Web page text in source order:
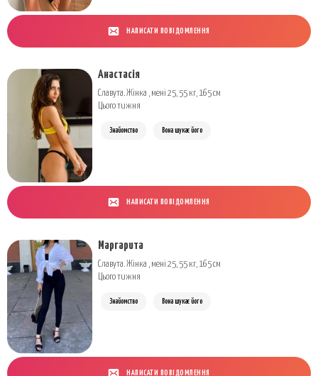
НАПИСАТИ ПОВІДОМЛЕННЯ
Анастасія
Славута. Жінка , мені 25, 55 кг, 165 см
Цього тижня
Знайомство Вона шукає його
НАПИСАТИ ПОВІДОМЛЕННЯ
Маргарита
Славута. Жінка , мені 25, 55 кг, 165 см
Цього тижня
Знайомство Вона шукає його
НАПИСАТИ ПОВІДОМЛЕННЯ